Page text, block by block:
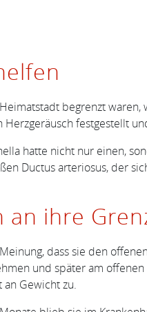
begrenzt
festgestellt
hatte nicht nur einen,
Ductus arteriosus, der
an ihre
dass sie den
und später am
Gewicht zu.